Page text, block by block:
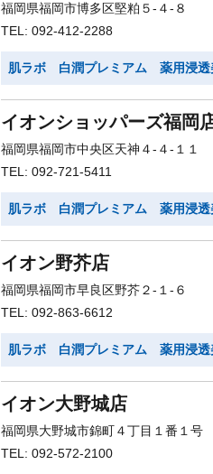
福岡県福岡市博多区堅粕５-４-８
TEL: 092-412-2288
肌ラボ 白潤プレミアム 薬用浸透
イオンショッパーズ福岡
福岡県福岡市中央区天神４-４-１１
TEL: 092-721-5411
肌ラボ 白潤プレミアム 薬用浸透
イオン野芥店
福岡県福岡市早良区野芥２-１-６
TEL: 092-863-6612
肌ラボ 白潤プレミアム 薬用浸透
イオン大野城店
福岡県大野城市錦町４丁目１番１号
TEL: 092-572-2100